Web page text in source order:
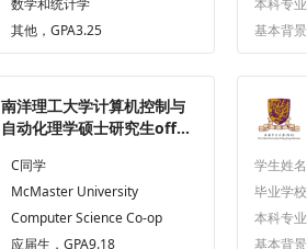
数学和统计学
其他，GPA3.25
本科专业
基本背景
南洋理工大学计算机控制与
自动化理学硕士研究生offer
C同学
McMaster University
Computer Science Co-op
应届生，GPA9.18
学生姓名
毕业学校
本科专业
基本背景